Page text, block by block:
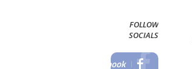
FOLLOW
SOCIALS
Facebook